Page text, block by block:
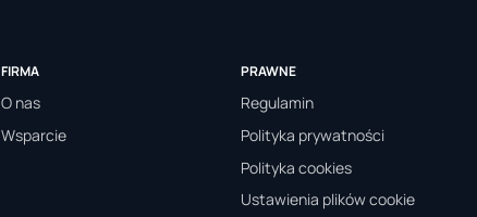
FIRMA
O nas
Wsparcie
PRAWNE
Regulamin
Polityka prywatności
Polityka cookies
Ustawienia plików cookie